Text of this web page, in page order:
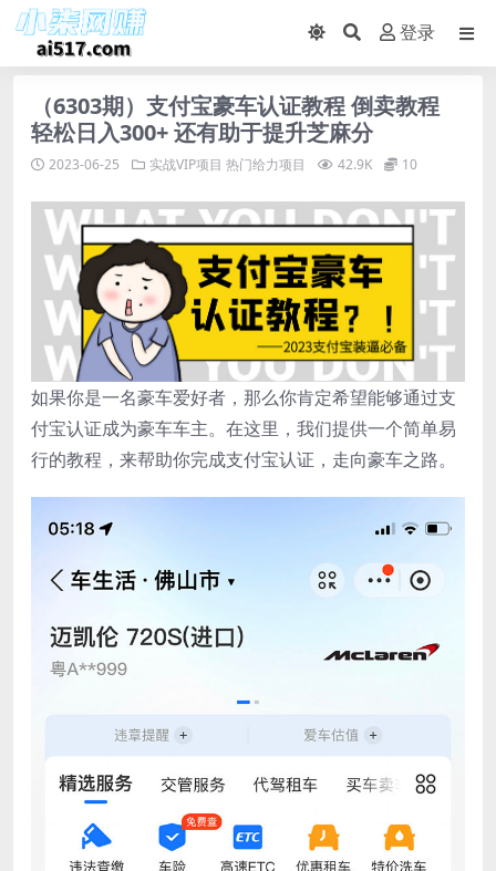
登录
（6303期）支付宝豪车认证教程 倒卖教程
轻松日入300+ 还有助于提升芝麻分
2023-06-25 实战VIP项目 热门给力项目 42.9K 10
如果你是一名豪车爱好者，那么你肯定希望能够通过支
付宝认证成为豪车车主。在这里，我们提供一个简单易
行的教程，来帮助你完成支付宝认证，走向豪车之路。